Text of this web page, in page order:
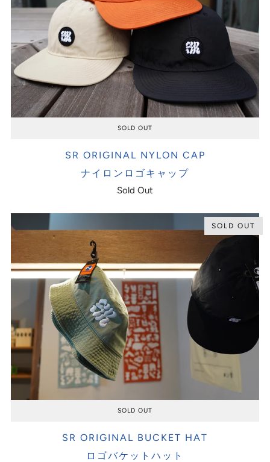
SOLD OUT
SR ORIGINAL NYLON CAP
ナイロンロゴキャップ
Sold Out
SOLD OUT
SOLD OUT
SR ORIGINAL BUCKET HAT
ロゴバケットハット